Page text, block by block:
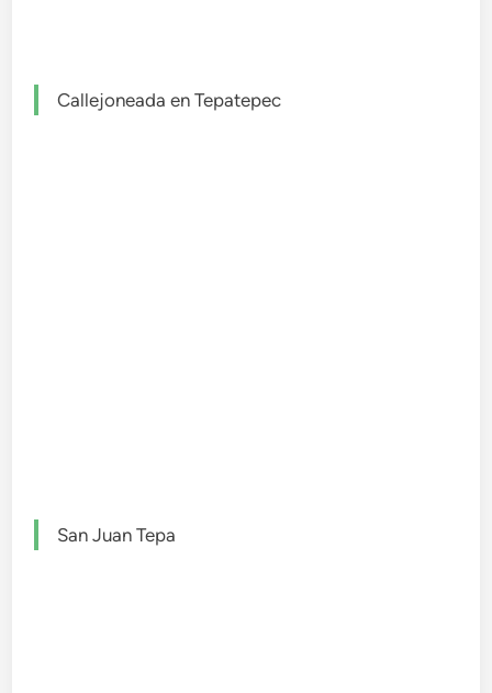
Callejoneada en Tepatepec
San Juan Tepa